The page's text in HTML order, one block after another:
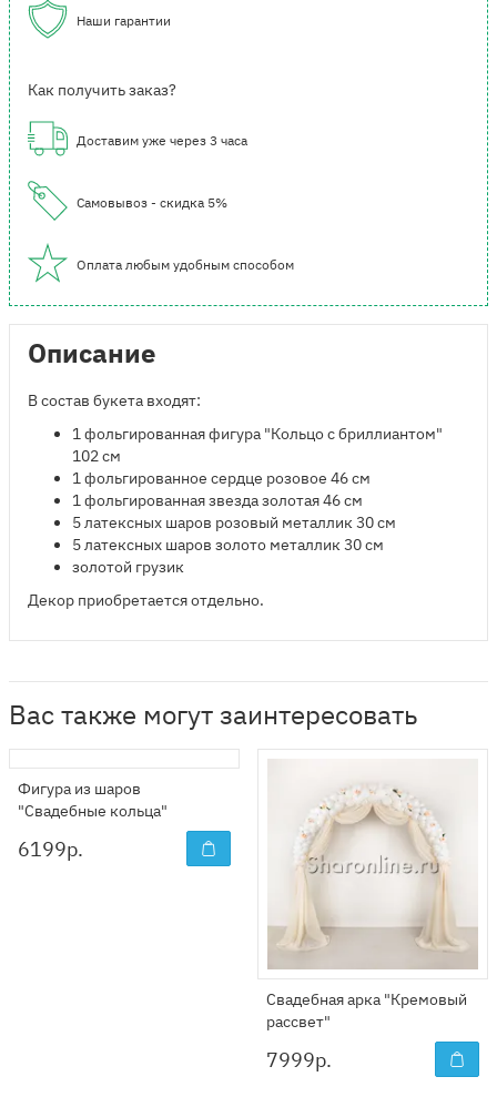
Наши гарантии
Как получить заказ?
Доставим уже через 3 часа
Самовывоз - скидка 5%
Оплата любым удобным способом
Описание
В состав букета входят:
1 фольгированная фигура "Кольцо с бриллиантом"
102 см
1 фольгированное сердце розовое 46 см
1 фольгированная звезда золотая 46 см
5 латексных шаров розовый металлик 30 см
5 латексных шаров золото металлик 30 см
золотой грузик
Декор приобретается отдельно.
Вас также могут заинтересовать
Фигура из шаров
"Свадебные кольца"
6199р.
Свадебная арка "Кремовый
рассвет"
7999р.